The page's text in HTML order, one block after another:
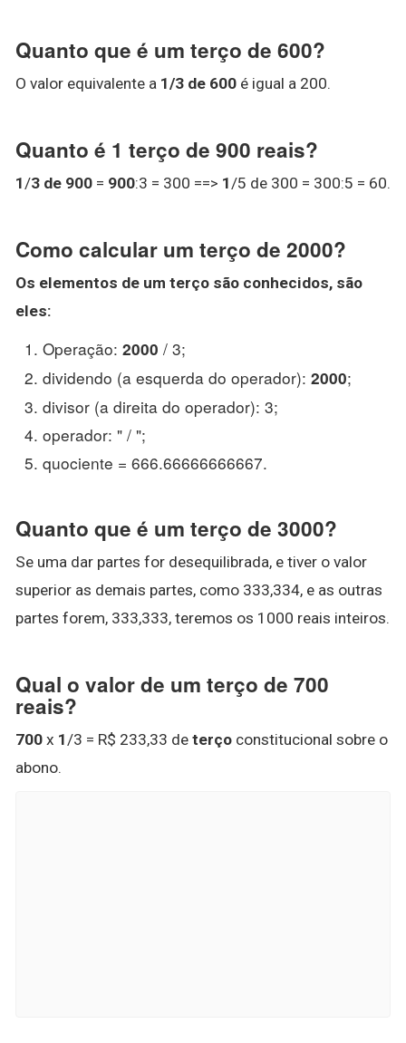
Quanto que é um terço de 600?
O valor equivalente a 1/3 de 600 é igual a 200.
Quanto é 1 terço de 900 reais?
1 /3 de 900 = 900:3 = 300 ==> 1 /5 de 300 = 300:5 = 60.
Como calcular um terço de 2000?
Os elementos de um terço são conhecidos, são
eles:
Operação: 2000 / 3;
dividendo (a esquerda do operador): 2000;
divisor (a direita do operador): 3;
operador: " / ";
quociente = 666.66666666667.
Quanto que é um terço de 3000?
Se uma dar partes for desequilibrada, e tiver o valor
superior as demais partes, como 333,334, e as outras
partes forem, 333,333, teremos os 1000 reais inteiros.
Qual o valor de um terço de 700
reais?
700 x 1 /3 = R$ 233,33 de terço constitucional sobre o
abono.